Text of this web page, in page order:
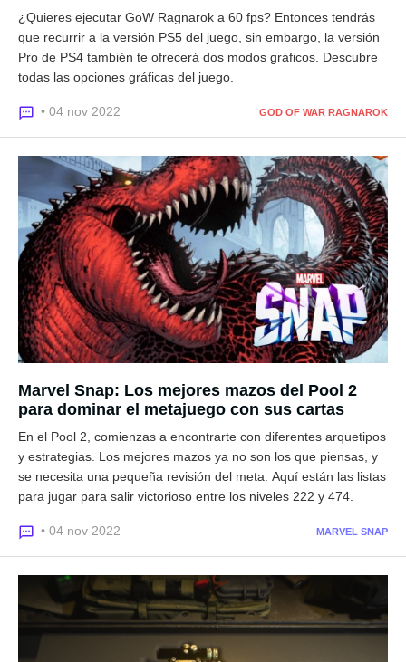
¿Quieres ejecutar GoW Ragnarok a 60 fps? Entonces tendrás
que recurrir a la versión PS5 del juego, sin embargo, la versión
Pro de PS4 también te ofrecerá dos modos gráficos. Descubre
todas las opciones gráficas del juego.
• 04 nov 2022 GOD OF WAR RAGNAROK
Marvel Snap: Los mejores mazos del Pool 2
para dominar el metajuego con sus cartas
En el Pool 2, comienzas a encontrarte con diferentes arquetipos
y estrategias. Los mejores mazos ya no son los que piensas, y
se necesita una pequeña revisión del meta. Aquí están las listas
para jugar para salir victorioso entre los niveles 222 y 474.
• 04 nov 2022 MARVEL SNAP